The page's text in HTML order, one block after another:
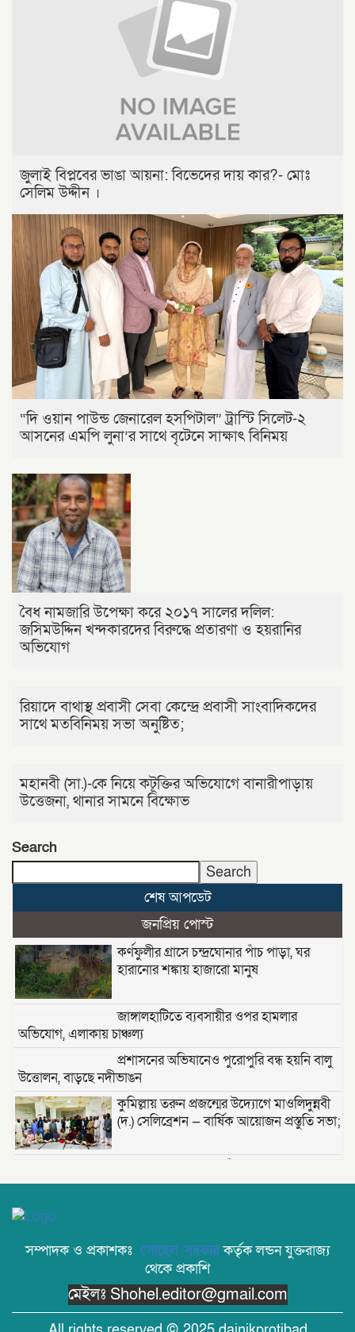
জুলাই বিপ্লবের ভাঙা আয়না: বিভেদের দায় কার?- মোঃ
সেলিম উদ্দীন ।
“দি ওয়ান পাউন্ড জেনারেল হসপিটাল” ট্রাস্টি সিলেট-২
আসনের এমপি লুনা’র সা‌থে বৃটেনে সাক্ষাৎ বিনিময়
বৈধ নামজারি উপেক্ষা করে ২০১৭ সালের দলিল:
জসিমউদ্দিন খন্দকারদের বিরুদ্ধে প্রতারণা ও হয়রানির
অভিযোগ
রিয়াদে বাথাস্থ প্রবাসী সেবা কেন্দ্রে প্রবাসী সাংবাদিকদের
সাথে মতবিনিময় সভা অনুষ্টিত;
মহানবী (সা.)-কে নিয়ে কটূক্তির অভিযোগে বানারীপাড়ায়
উত্তেজনা, থানার সামনে বিক্ষোভ
Search
Search
শেষ আপডেট
জনপ্রিয় পোস্ট
কর্ণফুলীর গ্রাসে চন্দ্রঘোনার পাঁচ পাড়া, ঘর
হারানোর শঙ্কায় হাজারো মানুষ
জাঙ্গালহাটিতে ব্যবসায়ীর ওপর হামলার
অভিযোগ, এলাকায় চাঞ্চল্য
প্রশাসনের অভিযানেও পুরোপুরি বন্ধ হয়নি বালু
উত্তোলন, বাড়ছে নদীভাঙন
কুমিল্লায় তরুন প্রজন্মের উদ্যোগে মাওলিদুন্নবী
(দ.) সেলিব্রেশন — বার্ষিক আয়োজন প্রস্তুতি সভা;
পচাগলা মরদেহ উদ্ধার
দক্ষিণ খড়িবাড়ী তেলীর বাজার যুব সমাজ কর্তৃক
আয়োজিত ফুটবল খেলা ২০২৬ অনুষ্ঠিত।
জুলাই বিপ্লবের ভাঙা আয়না: বিভেদের দায়
কার?- মোঃ সেলিম উদ্দীন ।
সম্পাদক ও প্রকাশকঃ সোহেল সরকারকর্তৃক লন্ডন যুক্তরাজ্য
থেকে প্রকাশি
মেইলঃ Shohel.editor@gmail.com